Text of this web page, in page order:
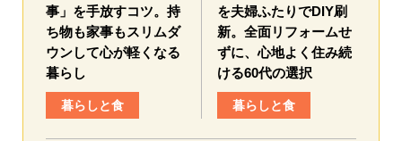
事」を手放すコツ。持
ち物も家事もスリムダ
ウンして心が軽くなる
暮らし
暮らしと食
を夫婦ふたりでDIY刷
新。全面リフォームせ
ずに、心地よく住み続
ける60代の選択
暮らしと食